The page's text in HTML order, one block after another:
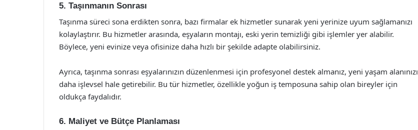
5. Taşınmanın Sonrası
Taşınma süreci sona erdikten sonra, bazı firmalar ek hizmetler sunarak yeni yerinize uyum sağlamanızı
kolaylaştırır. Bu hizmetler arasında, eşyaların montajı, eski yerin temizliği gibi işlemler yer alabilir.
Böylece, yeni evinize veya ofisinize daha hızlı bir şekilde adapte olabilirsiniz.
Ayrıca, taşınma sonrası eşyalarınızın düzenlenmesi için profesyonel destek almanız, yeni yaşam alanınızı
daha işlevsel hale getirebilir. Bu tür hizmetler, özellikle yoğun iş temposuna sahip olan bireyler için
oldukça faydalıdır.
6. Maliyet ve Bütçe Planlaması